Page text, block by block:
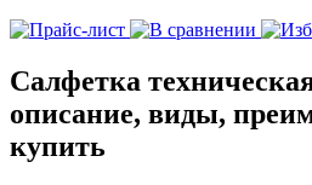
Салфетка
описание, виды,
купить